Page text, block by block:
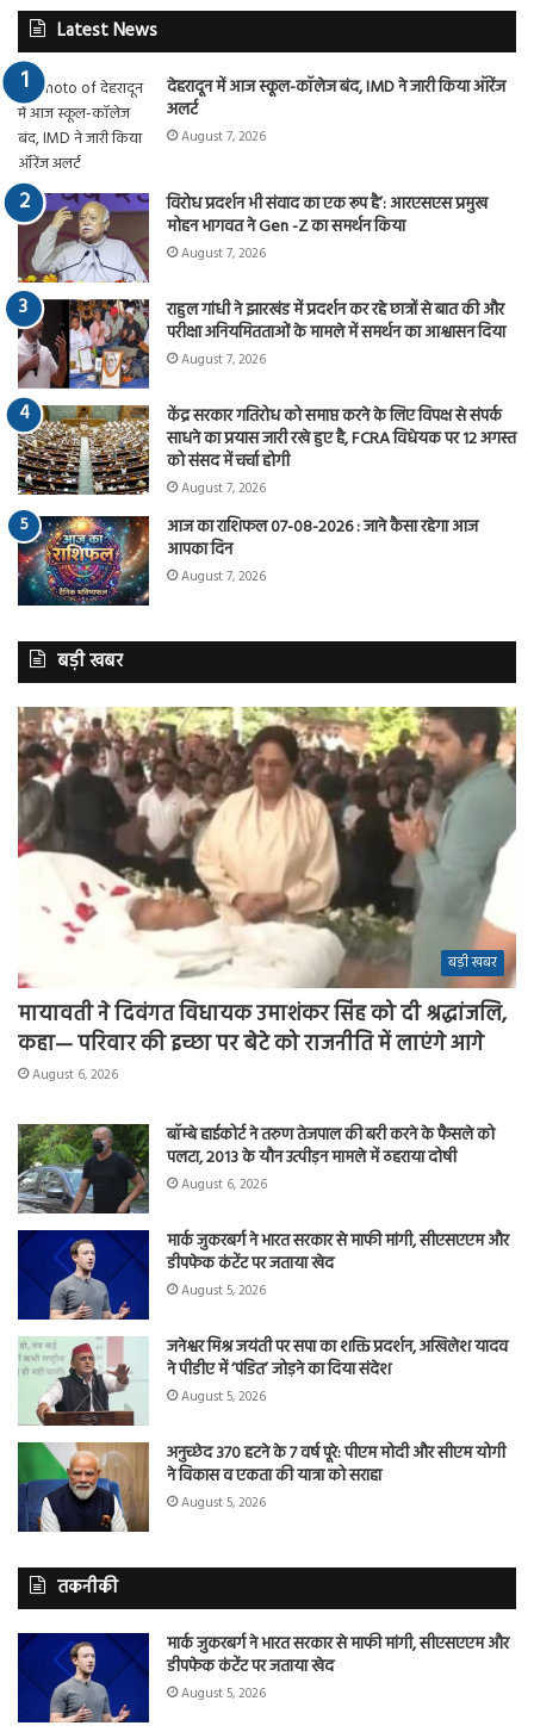
Latest News
देहरादून में आज स्कूल-कॉलेज बंद, IMD ने जारी किया ऑरेंज
अलर्ट
August 7, 2026
विरोध प्रदर्शन भी संवाद का एक रूप है’: आरएसएस प्रमुख
मोहन भागवत ने Gen -Z का समर्थन किया
August 7, 2026
राहुल गांधी ने झारखंड में प्रदर्शन कर रहे छात्रों से बात की और
परीक्षा अनियमितताओं के मामले में समर्थन का आश्वासन दिया
August 7, 2026
केंद्र सरकार गतिरोध को समाप्त करने के लिए विपक्ष से संपर्क
साधने का प्रयास जारी रखे हुए है, FCRA विधेयक पर 12 अगस्त
को संसद में चर्चा होगी
August 7, 2026
आज का राशिफल 07-08-2026 : जाने कैसा रहेगा आज
आपका दिन
August 7, 2026
बड़ी खबर
बड़ी खबर
मायावती ने दिवंगत विधायक उमाशंकर सिंह को दी श्रद्धांजलि,
कहा— परिवार की इच्छा पर बेटे को राजनीति में लाएंगे आगे
August 6, 2026
बॉम्बे हाईकोर्ट ने तरुण तेजपाल की बरी करने के फैसले को
पलटा, 2013 के यौन उत्पीड़न मामले में ठहराया दोषी
August 6, 2026
मार्क जुकरबर्ग ने भारत सरकार से माफी मांगी, सीएसएएम और
डीपफेक कंटेंट पर जताया खेद
August 5, 2026
जनेश्वर मिश्र जयंती पर सपा का शक्ति प्रदर्शन, अखिलेश यादव
ने पीडीए में ‘पंडित’ जोड़ने का दिया संदेश
August 5, 2026
अनुच्छेद 370 हटने के 7 वर्ष पूरे: पीएम मोदी और सीएम योगी
ने विकास व एकता की यात्रा को सराहा
August 5, 2026
तकनीकी
मार्क जुकरबर्ग ने भारत सरकार से माफी मांगी, सीएसएएम और
डीपफेक कंटेंट पर जताया खेद
August 5, 2026